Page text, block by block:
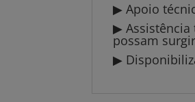
▶ Apoio
▶ Assistência
possam
▶